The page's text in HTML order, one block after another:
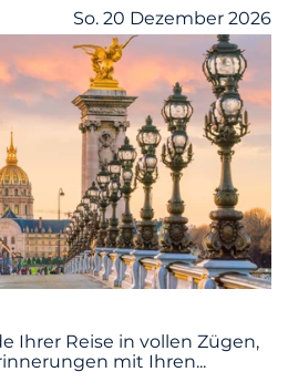
So. 20 Dezember 2026
Ihrer Reise in vollen Zügen,
mit Ihren...